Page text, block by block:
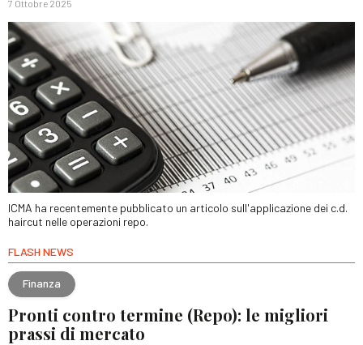
7 Ottobre 2025
ICMA ha recentemente pubblicato un articolo sull'applicazione dei c.d.
haircut nelle operazioni repo.
FLASH NEWS
Finanza
Pronti contro termine (Repo): le migliori
prassi di mercato